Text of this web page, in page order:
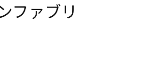
ファブリ